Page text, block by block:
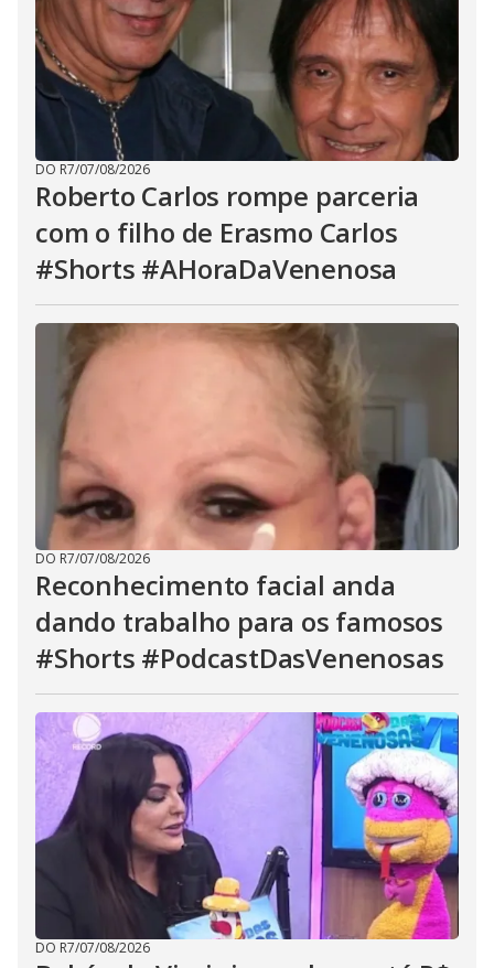
DO R7/07/08/2026
Roberto Carlos rompe parceria
com o filho de Erasmo Carlos
#Shorts #AHoraDaVenenosa
DO R7/07/08/2026
Reconhecimento facial anda
dando trabalho para os famosos
#Shorts #PodcastDasVenenosas
DO R7/07/08/2026